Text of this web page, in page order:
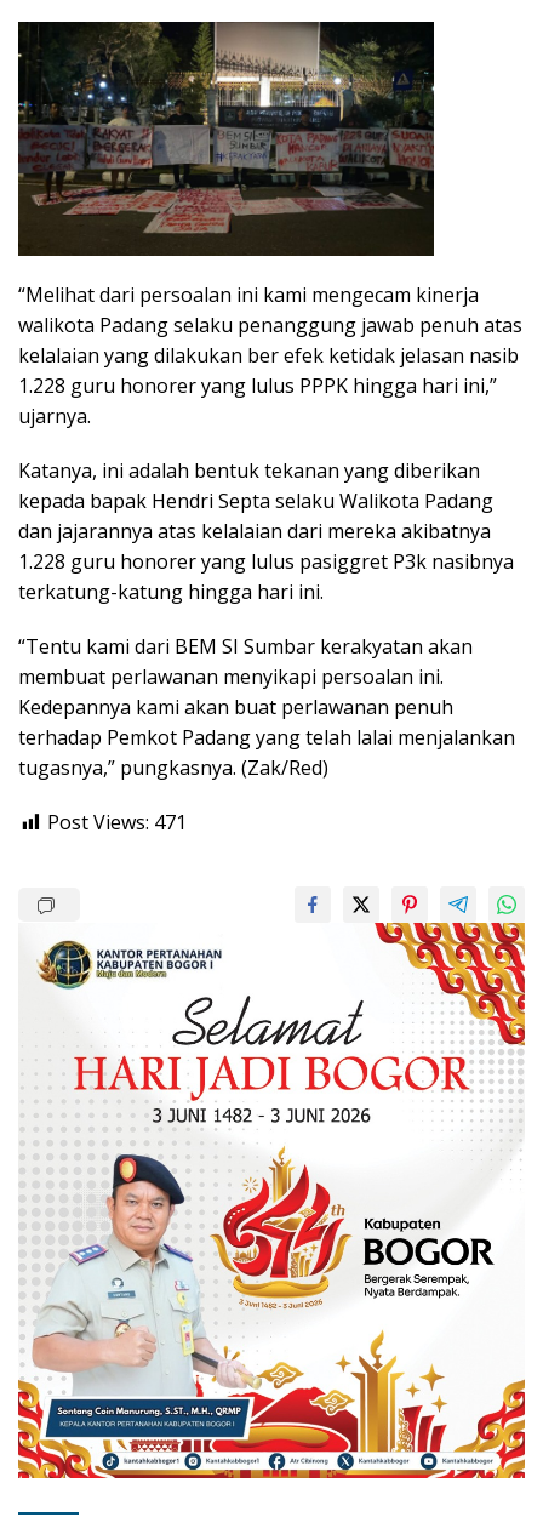
“Melihat dari persoalan ini kami mengecam kinerja
walikota Padang selaku penanggung jawab penuh atas
kelalaian yang dilakukan ber efek ketidak jelasan nasib
1.228 guru honorer yang lulus PPPK hingga hari ini,”
ujarnya.
Katanya, ini adalah bentuk tekanan yang diberikan
kepada bapak Hendri Septa selaku Walikota Padang
dan jajarannya atas kelalaian dari mereka akibatnya
1.228 guru honorer yang lulus pasiggret P3k nasibnya
terkatung-katung hingga hari ini.
“Tentu kami dari BEM SI Sumbar kerakyatan akan
membuat perlawanan menyikapi persoalan ini.
Kedepannya kami akan buat perlawanan penuh
terhadap Pemkot Padang yang telah lalai menjalankan
tugasnya,” pungkasnya. (Zak/Red)
Post Views: 471